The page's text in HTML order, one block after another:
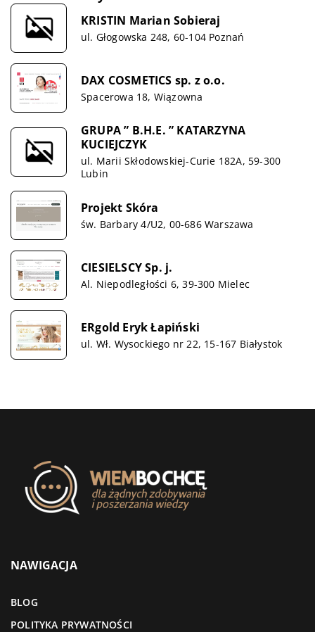
KRISTIN Marian Sobieraj
ul. Głogowska 248, 60-104 Poznań
DAX COSMETICS sp. z o.o.
Spacerowa 18, Wiązowna
GRUPA ” B.H.E. ” KATARZYNA
KUCIEJCZYK
ul. Marii Skłodowskiej-Curie 182A, 59-300
Lubin
Projekt Skóra
św. Barbary 4/U2, 00-686 Warszawa
CIESIELSCY Sp. j.
Al. Niepodległości 6, 39-300 Mielec
ERgold Eryk Łapiński
ul. Wł. Wysockiego nr 22, 15-167 Białystok
NAWIGACJA
BLOG
POLITYKA PRYWATNOŚCI